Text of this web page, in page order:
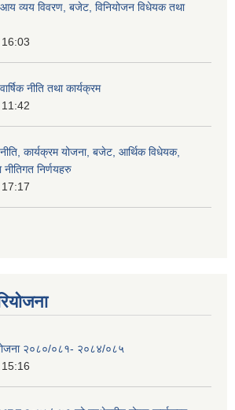
व्यय विवरण, बजेट, विनियोजन विधेयक तथा
नीति तथा कार्यक्रम
कार्यक्रम योजना, बजेट, आर्थिक विधेयक,
निर्णयहरु
२०८०/०८१- २०८४/०८५